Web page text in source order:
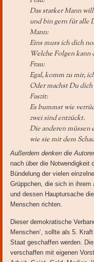
Das starker Mann
und bin gern für alle
Mann:
Eins muss ich dich
Welche Folgen kann
Frau:
Egal, komm zu mir,
Oder machst Du
Faszit:
Es bummst wie
zwei sind entzückt.
Die anderen müssen
wie sie mit dem
Außerdem denken die
nach über die Notwendigkeit
Bündelung der vielen
Grüppchen, die sich in ihrem
und dessen Hauptursache
Menschen richten.
Dieser demokratische
Menschen‘, sollte als 5.
Staat geschaffen werden.
verschaffen mit eigenen